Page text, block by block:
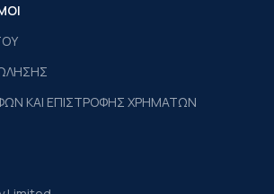
ΚΑΙ ΕΠΙΣΤΡΟΦΗΣ ΧΡΗΜΑΤΩΝ